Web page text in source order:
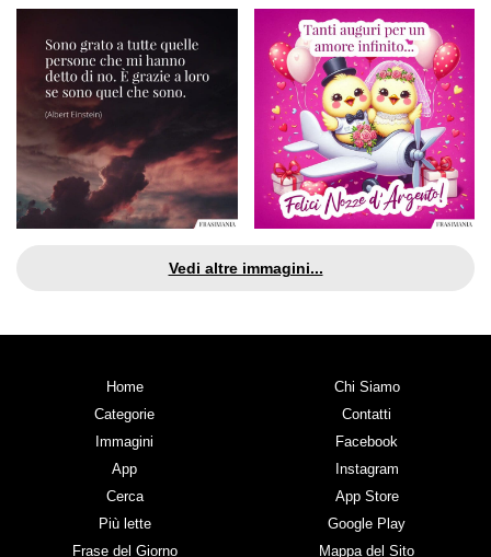
Vedi altre immagini...
Home
Categorie
Immagini
App
Cerca
Più lette
Frase del Giorno
Chi Siamo
Contatti
Facebook
Instagram
App Store
Google Play
Mappa del Sito